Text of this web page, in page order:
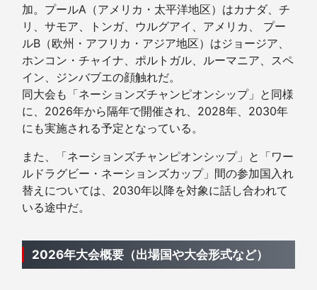
加。プールA（アメリカ・太平洋地区）はカナダ、チ
リ、サモア、トンガ、ウルグアイ、アメリカ、 プー
ルB（欧州・アフリカ・アジア地区）はジョージア、
ホンコン・チャイナ、ポルトガル、ルーマニア、スペ
イン、ジンバブエの顔触れだ。
同大会も「ネーションズチャンピオンシップ」と同様
に、2026年から隔年で開催され、2028年、2030年
にも実施される予定となっている。
また、「ネーションズチャンピオンシップ」と「ワー
ルドラグビー・ネーションズカップ」間の参加国入れ
替えについては、2030年以降を対象に話し合われて
いる途中だ。
2026年大会概要（出場国や大会形式など）